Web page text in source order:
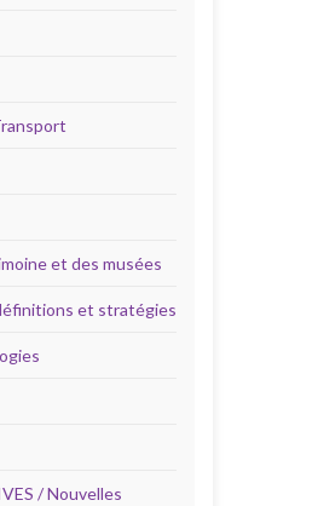
et des musées
et stratégies
/ Nouvelles